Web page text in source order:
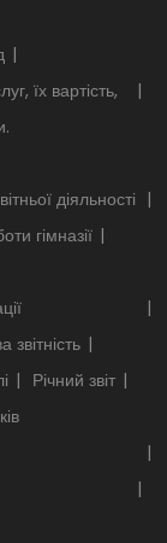
їх вартість,
діяльності
гімназії
звітність
Річний звіт